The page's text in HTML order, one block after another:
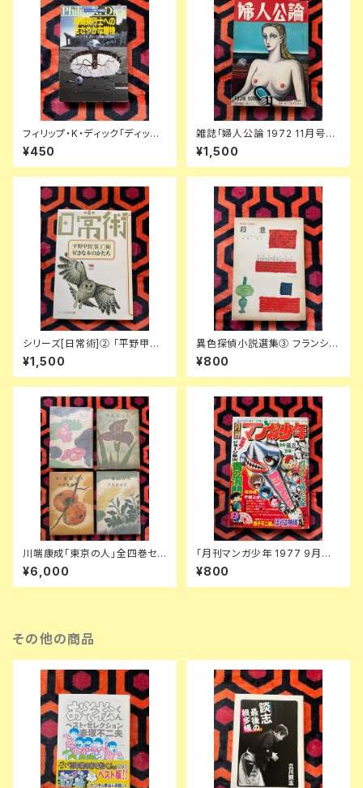
フィリップ・K・ディック「ディック
傑作集② 時間飛行士へのささ
やかな贈物」浅倉久志・他訳 ハ
ヤカワSF文庫 早川書房
¥450
雑誌「婦人公論 1972 11月号」
表紙:金子國義 中央公論社 澁澤
龍彦 ダリ 後藤明生 倉橋由美子
中野良子
¥1,500
シリーズ[日常術]② 「平野甲賀
[装丁]術・好きな本のかたち」晶
文社
¥1,500
異色探偵小説選集③ フランシ
ス・アイルズ「殺意」延原謙 訳 初
版 装幀:花森安治 日本出版共同
株式会社
¥800
川端康成「東京の人」全四巻セッ
ト 装幀:金島桂華 新潮社
¥6,000
「月刊マンガ少年 1977 9月号」
朝日ソノラマ 手塚治虫 ジョージ
秋山 藤子不二雄 風忍 永島慎二
¥800
その他の商品